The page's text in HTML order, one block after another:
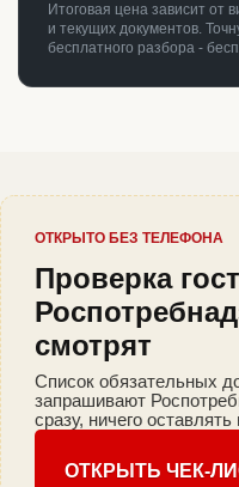
Итоговая цена зависит от
и текущих документов.
бесплатного разбора -
ОТКРЫТО БЕЗ ТЕЛЕФОНА
Проверка
смотрят
Список обязательных
запрашивают
сразу, ничего
ОТКРЫТЬ ЧЕК-